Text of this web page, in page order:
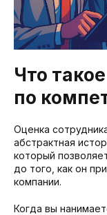
Что
по
Оценка
абстрактная
который
до того, как он
компании.
Когда вы